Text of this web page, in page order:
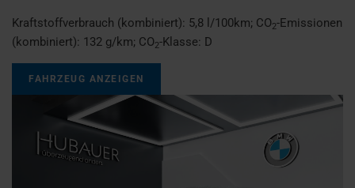
Kraftstoffverbrauch (kombiniert): 5,8 l/100km; CO2-Emissionen
(kombiniert): 132 g/km; CO2-Klasse: D
FAHRZEUG ANZEIGEN